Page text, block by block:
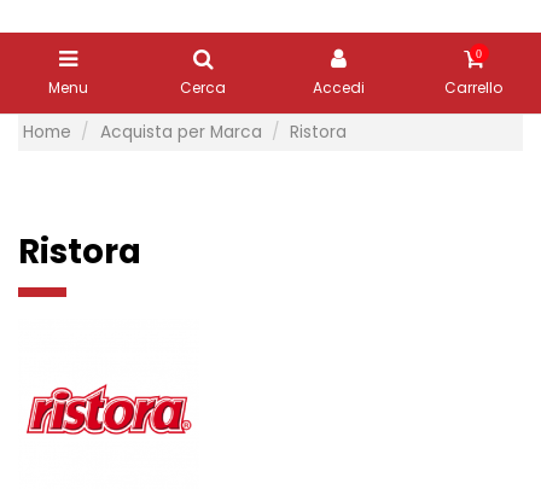
Menu Cerca Accedi
0
Carrello
Home Acquista per Marca Ristora
Ristora